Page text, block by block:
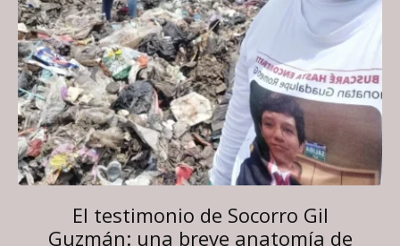
El testimonio de Socorro Gil
Guzmán: una breve anatomía de